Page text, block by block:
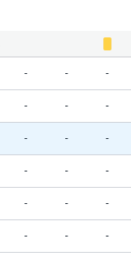
- - -
- - -
- - -
- - -
- - -
- - -